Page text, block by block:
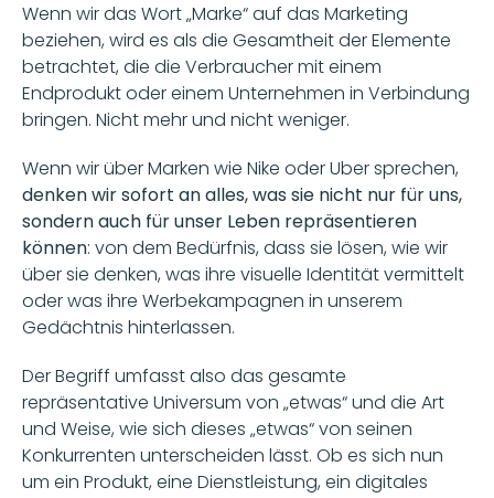
Wenn wir das Wort „Marke“ auf das Marketing
beziehen, wird es als die Gesamtheit der Elemente
betrachtet, die die Verbraucher mit einem
Endprodukt oder einem Unternehmen in Verbindung
bringen. Nicht mehr und nicht weniger.
Wenn wir über Marken wie Nike oder Uber sprechen,
denken wir sofort an alles, was sie nicht nur für uns,
sondern auch für unser Leben repräsentieren
können: von dem Bedürfnis, dass sie lösen, wie wir
über sie denken, was ihre visuelle Identität vermittelt
oder was ihre Werbekampagnen in unserem
Gedächtnis hinterlassen.
Der Begriff umfasst also das gesamte
repräsentative Universum von „etwas“ und die Art
und Weise, wie sich dieses „etwas“ von seinen
Konkurrenten unterscheiden lässt. Ob es sich nun
um ein Produkt, eine Dienstleistung, ein digitales